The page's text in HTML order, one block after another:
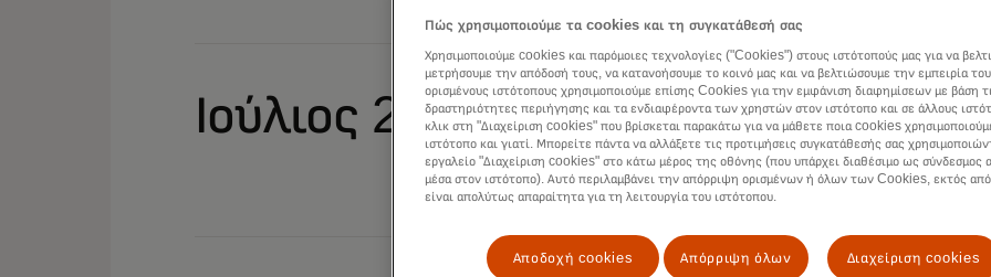
Ιούλιος 2025
Πώς χρησιμοποιούμε τα cookies και τη συγκατάθεσή σας
Χρησιμοποιούμε cookies και παρόμοιες τεχνολογίες ("Cookies") στους ιστότοπούς μας για να
μετρήσουμε την απόδοσή τους, να κατανοήσουμε το κοινό μας και να βελτιώσουμε την εμπειρία
ορισμένους ιστότοπους χρησιμοποιούμε επίσης Cookies για την εμφάνιση διαφημίσεων με βάση
δραστηριότητες περιήγησης και τα ενδιαφέροντα των χρηστών στον ιστότοπο και σε άλλους
κλικ στη "Διαχείριση cookies" που βρίσκεται παρακάτω για να μάθετε ποια cookies
ιστότοπο και γιατί. Μπορείτε πάντα να αλλάξετε τις προτιμήσεις συγκατάθεσής σας
εργαλείο "Διαχείριση cookies" στο κάτω μέρος της οθόνης (που υπάρχει διαθέσιμο ως σύνδεσμος
μέσα στον ιστότοπο). Αυτό περιλαμβάνει την απόρριψη ορισμένων ή όλων των Cookies, εκτός
είναι απολύτως απαραίτητα για τη λειτουργία του ιστότοπου.
Αποδοχή cookies Απόρριψη όλων Διαχείριση cookies